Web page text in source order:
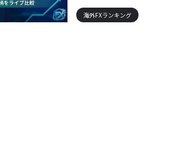
海外FXランキング